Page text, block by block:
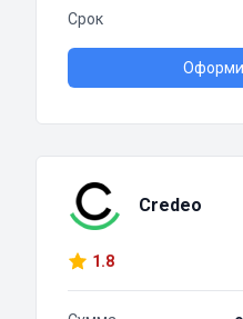
Срок
Credeo
1.8